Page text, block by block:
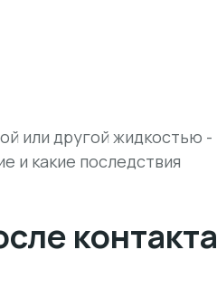
или другой жидкостью -
и какие последствия
контакта